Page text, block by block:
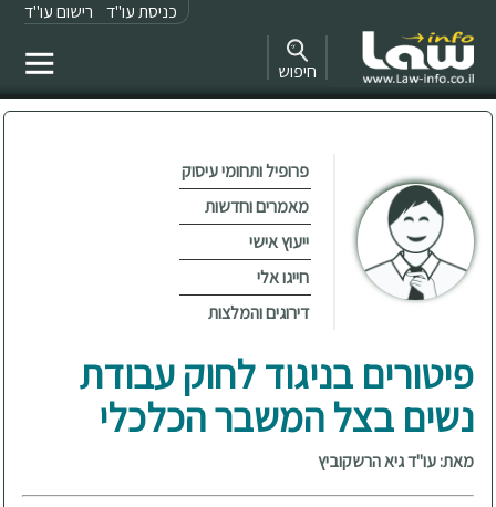
כניסת עו"ד רישום עו"ד
חיפוש
פרופיל ותחומי עיסוק
מאמרים וחדשות
ייעוץ אישי
חייגו אלי
דירוגים והמלצות
פיטורים בניגוד לחוק עבודת
נשים בצל המשבר הכלכלי
מאת: עו"ד גיא הרשקוביץ